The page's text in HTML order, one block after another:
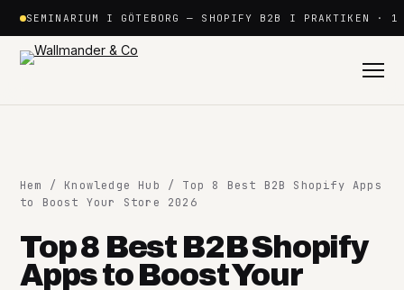
innehåll
SEMINARIUM I GÖTEBORG — SHOPIFY B2B I PRAKTIKEN · 1
Shopify
Hem / Knowledge Hub
/ Top 8 Best B2B Shopify Apps
to Boost Your Store 2026
Top 8 Best B2B Shopify
Apps to Boost Your